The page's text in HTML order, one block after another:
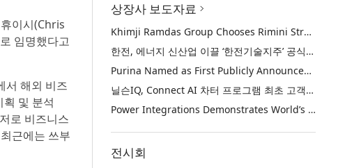
이시(Chris
임명했다고
서 해외 비즈
및 분석
로 비즈니스
근에는 쓰부
상장사 보도자료
Khimji Ramdas Group Chooses Rimini Street to Reduce SAP Support Costs, Protect 700+ Customizations and Reinvest Savings in Innovation
한전, 에너지 신산업 이끌 ‘한전기술지주’ 공식 출범
Purina Named as First Publicly Announced NIQ ConnectAI Charter Client
닐슨IQ, Connect AI 차터 프로그램 최초 고객사 ‘퓨리나’ 선정
Power Integrations Demonstrates World’s First 2200 V GaN Technology for Next-Era High-Voltage Power Systems
전시회